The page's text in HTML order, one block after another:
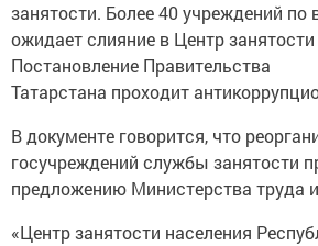
занятости. Более 40 учреждений по
ожидает слияние в Центр занятости
Постановление Правительства
Татарстана проходит
В документе говорится, что
госучреждений службы занятости
предложению Министерства труда
«Центр занятости населения